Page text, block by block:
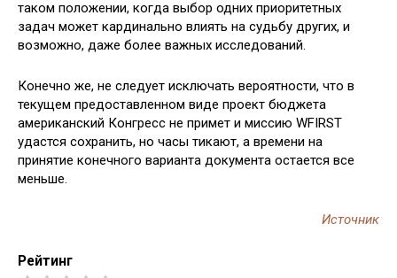
таком положении, когда выбор одних приоритетных
задач может кардинально влиять на судьбу других, и
возможно, даже более важных исследований.
Конечно же, не следует исключать вероятности, что в
текущем предоставленном виде проект бюджета
американский Конгресс не примет и миссию WFIRST
удастся сохранить, но часы тикают, а времени на
принятие конечного варианта документа остается все
меньше.
Источник
Рейтинг